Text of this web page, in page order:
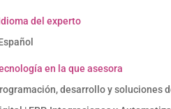
del experto
en la que asesora
desarrollo y soluciones